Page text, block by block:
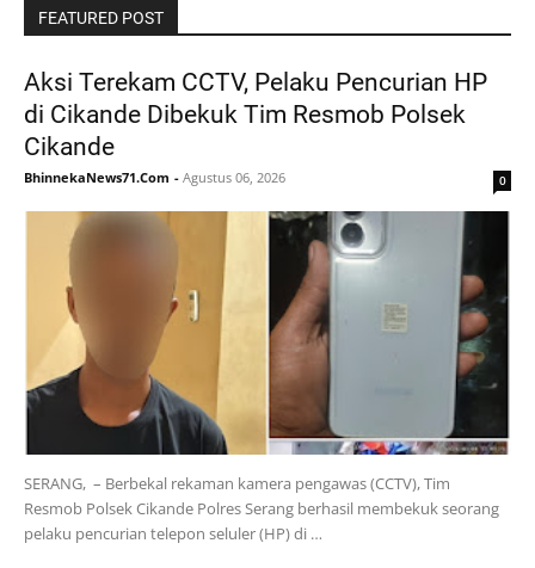
FEATURED POST
Aksi Terekam CCTV, Pelaku Pencurian HP
di Cikande Dibekuk Tim Resmob Polsek
Cikande
BhinnekaNews71.Com - Agustus 06, 2026 0
SERANG, – Berbekal rekaman kamera pengawas (CCTV), Tim
Resmob Polsek Cikande Polres Serang berhasil membekuk seorang
pelaku pencurian telepon seluler (HP) di …